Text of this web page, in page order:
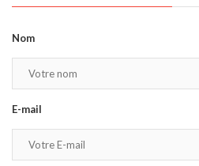
Nom
E-mail